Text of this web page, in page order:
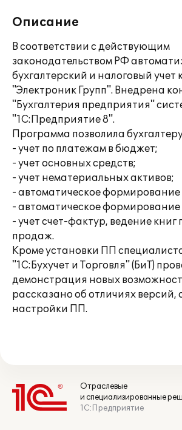
Описание
В соответствии с действующим
законодательством РФ
бухгалтерский и налоговый
"Электроник Групп". Внедрена
"Бухгалтерия предприятия"
"1С:Предприятие 8".
Программа позволила
- учет по платежам в бюджет;
- учет основных средств;
- учет нематериальных активов;
- автоматическое
- автоматическое формирование
- учет счет-фактур, ведение книг
продаж.
Кроме установки ПП
"1С:Бухучет и Торговля" (БиТ)
демонстрация новых
рассказано об отличиях версий,
настройки ПП.
Отраслевые
и специализированные
1С:Предприятие